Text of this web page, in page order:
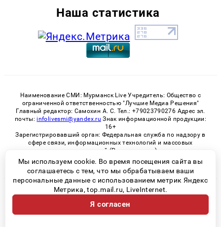
Наша статистика
Наименование СМИ: Мурманск Live Учредитель: Общество с
ограниченной ответственностью "Лучшие Медиа Решения"
Главный редактор: Самохин А. С. Тел.: +79023790276 Адрес эл.
почты: infolivesmi@yandex.ru Знак информационной продукции:
16+
Зарегистрировавший орган: Федеральная служба по надзору в
сфере связи, информационных технологий и массовых
коммуникаций (Роскомнадзор)
Регистрационный номер СМИ ЭЛ № ФС 77 - 82534 от 21.01.2022
© 2026 «Murmansk-live» | Все права защищены
Возрастная категория сайта 16+
Политика конфиденциальности
Мы используем cookie. Во время посещения сайта вы
соглашаетесь с тем, что мы обрабатываем ваши
персональные данные с использованием метрик Яндекс
Метрика, top.mail.ru, LiveInternet.
Я согласен